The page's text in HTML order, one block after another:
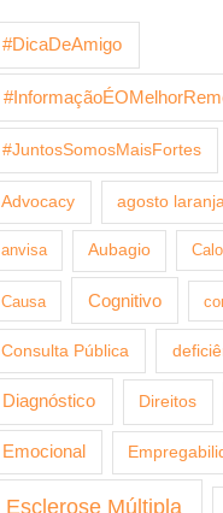
#DicaDeAmigo
#JuntosSomosMaisFortes
Advocacy agosto
anvisa Aubagio
Causa Cognitivo
Consulta Pública
Diagnóstico Direitos
Emocional
Esclerose Múltipla